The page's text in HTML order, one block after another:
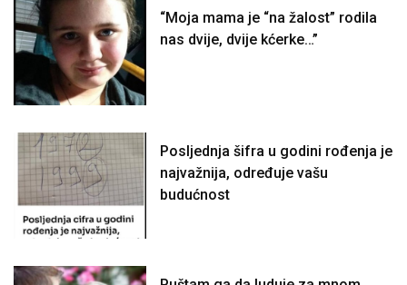
“Moja mama je “na žalost” rodila
nas dvije, dvije kćerke…”
Posljednja šifra u godini rođenja je
najvažnija, određuje vašu
budućnost